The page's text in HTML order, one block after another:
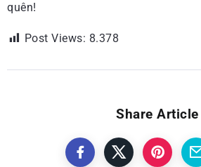
quên!
Post Views: 8.378
Share Article